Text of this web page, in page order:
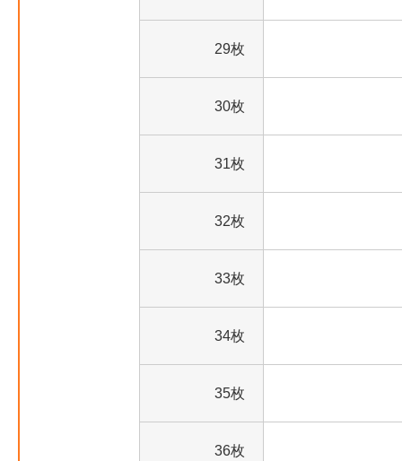
29枚
30枚
31枚
32枚
33枚
34枚
35枚
36枚